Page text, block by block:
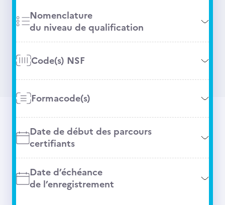
Nomenclature
du niveau de qualification
Code(s) NSF
Formacode(s)
Date de début des parcours
certifiants
Date d’échéance
de l’enregistrement